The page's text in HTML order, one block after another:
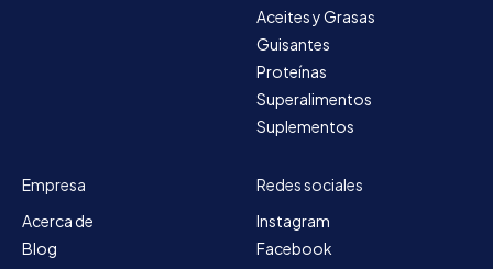
Aceites y Grasas
Guisantes
Proteínas
Superalimentos
Suplementos
Empresa
Acerca de
Blog
Redes sociales
Instagram
Facebook